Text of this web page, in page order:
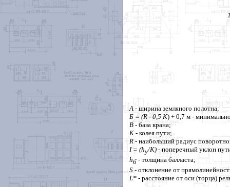
А - ширина земляного полотна;
Б = (R - 0,5 K) + 0,7 м -
В - база крана;
К - колея пути;
R - наибольший радиус
I= (hу/К) - поперечный уклон
hб - толщина балласта;
S- отклонение от
L* - расстояние от оси (торца)